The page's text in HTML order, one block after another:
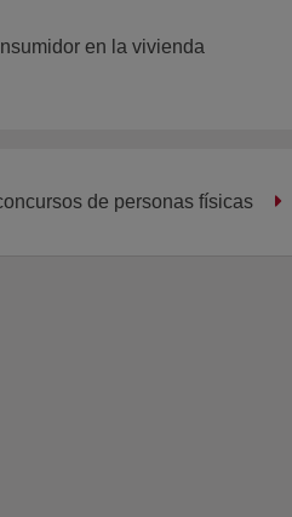
en la vivienda
de personas físicas